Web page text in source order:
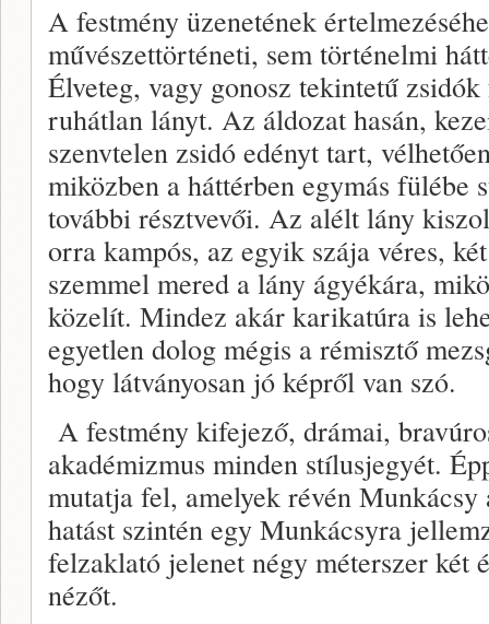
A festmény üzenetének
művészettörténeti, sem történelmi
Élveteg, vagy gonosz tekintetű
ruhátlan lányt. Az áldozat hasán,
szenvtelen zsidó edényt tart,
miközben a háttérben egymás fülébe
további résztvevői. Az alélt lány
orra kampós, az egyik szája véres,
szemmel mered a lány ágyékára,
közelít. Mindez akár karikatúra is
egyetlen dolog mégis a rémisztő
hogy látványosan jó képről van szó.
A festmény kifejező, drámai,
akadémizmus minden stílusjegyét.
mutatja fel, amelyek révén
hatást szintén egy Munkácsyra
felzaklató jelenet négy méterszer két
nézőt.